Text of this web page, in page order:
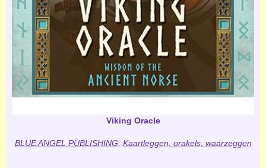
Viking Oracle
BLUE ANGEL PUBLISHING Kaartleggen, orakels, waarzeggen